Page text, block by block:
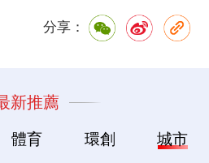
分享：
新推薦
體育 環創 城市